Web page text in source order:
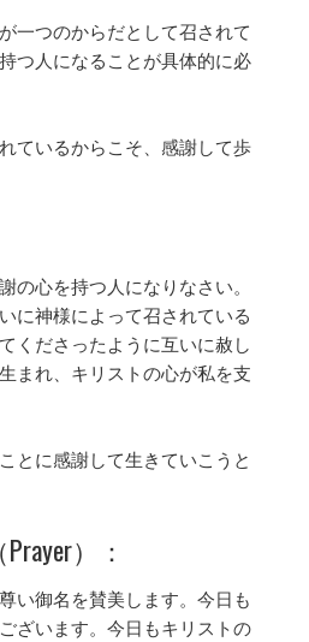
一つのからだとして召されて
つ人になることが具体的に必
ているからこそ、感謝して歩
の心を持つ人になりなさい。
に神様によって召されている
くださったように互いに赦し
まれ、キリストの心が私を支
とに感謝して生きていこうと
）：
い御名を賛美します。今日も
ざいます。今日もキリストの